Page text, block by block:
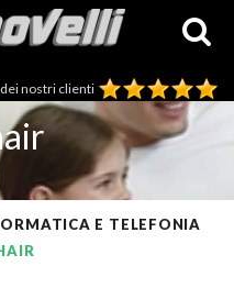
nostri clienti
E TELEFONIA